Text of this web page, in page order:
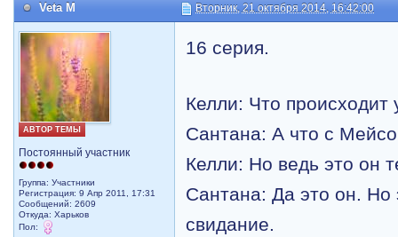
Veta M Вторник, 21 октября 2014, 16:42:00
АВТОР ТЕМЫ
Постоянный участник
Группа: Участники
Регистрация: 9 Апр 2011, 17:31
Сообщений: 2609
Откуда: Харьков
Пол:
16 серия.
Келли: Что
Сантана: А что с
Келли: Но ведь это он
Сантана: Да это он. Но
свидание.